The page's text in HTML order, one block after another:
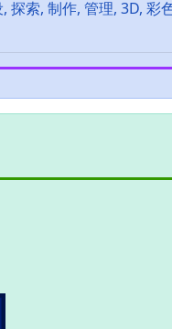
索, 制作, 管理, 3D, 彩